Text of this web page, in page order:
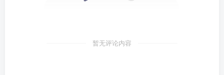
暂无评论内容